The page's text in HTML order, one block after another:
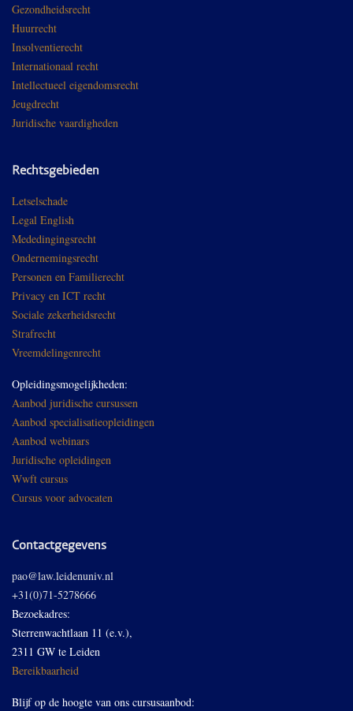
Gezondheidsrecht
Huurrecht
Insolventierecht
Internationaal recht
Intellectueel eigendomsrecht
Jeugdrecht
Juridische vaardigheden
Rechtsgebieden
Letselschade
Legal English
Mededingingsrecht
Ondernemingsrecht
Personen en Familierecht
Privacy en ICT recht
Sociale zekerheidsrecht
Strafrecht
Vreemdelingenrecht
Opleidingsmogelijkheden:
Aanbod juridische cursussen
Aanbod specialisatieopleidingen
Aanbod webinars
Juridische opleidingen
Wwft cursus
Cursus voor advocaten
Contactgegevens
pao@law.leidenuniv.nl
+31(0)71-5278666
Bezoekadres:
Sterrenwachtlaan 11 (e.v.),
2311 GW te Leiden
Bereikbaarheid
Blijf op de hoogte van ons cursusaanbod: